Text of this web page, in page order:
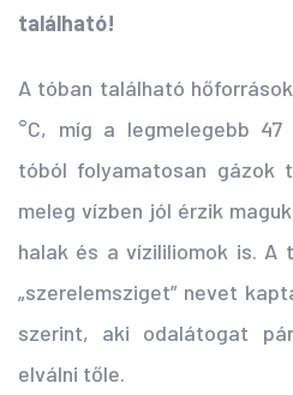
található!
A tóban található
°C, míg a legmelegebb
tóból folyamatosan gázok
meleg vízben jól érzik
halak és a vízililiomok is.
„szerelemsziget” nevet
szerint, aki odalátogat
elválni tőle.